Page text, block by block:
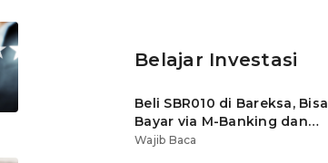
Belajar Investasi
Beli SBR010 di Bareksa, Bisa
Bayar via M-Banking dan
OVO di Tokopedia
Wajib Baca